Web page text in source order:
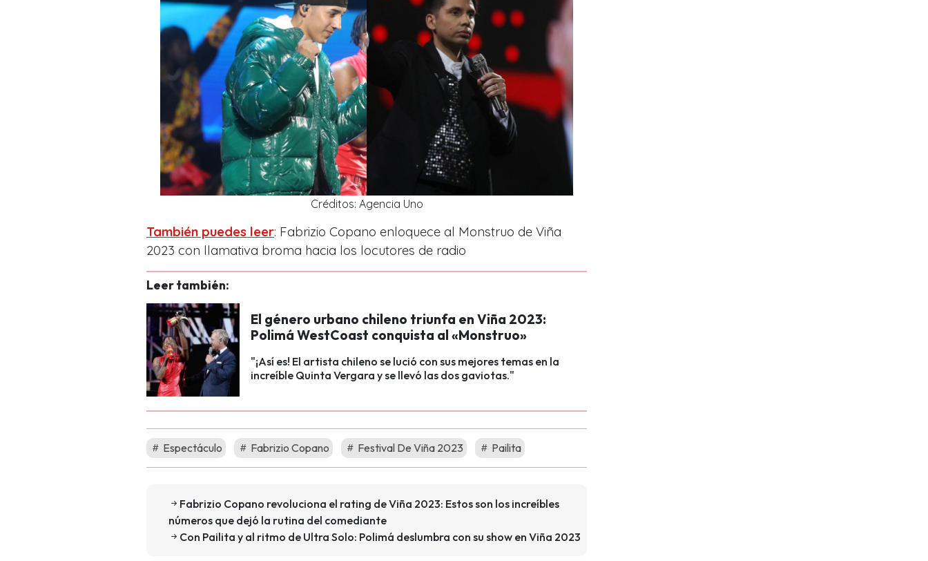
Créditos: Agencia Uno
También puedes leer: Fabrizio Copano enloquece al Monstruo de Viña
2023 con llamativa broma hacia los locutores de radio
Leer también:
El género urbano chileno triunfa en Viña 2023:
Polimá WestCoast conquista al «Monstruo»
"¡Así es! El artista chileno se lució con sus mejores temas en la
increíble Quinta Vergara y se llevó las dos gaviotas."
Espectáculo Fabrizio Copano Festival De Viña 2023 Pailita
Fabrizio Copano revoluciona el rating de Viña 2023: Estos son los increíbles
números que dejó la rutina del comediante
Con Pailita y al ritmo de Ultra Solo: Polimá deslumbra con su show en Viña 2023